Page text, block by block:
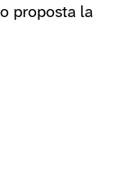
proposta la